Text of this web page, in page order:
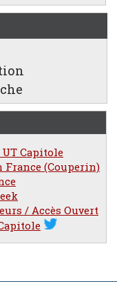
Capitole
France (Couperin)
/ Accès Ouvert